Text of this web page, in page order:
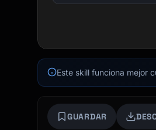
Este skill funciona mejor
GUARDAR